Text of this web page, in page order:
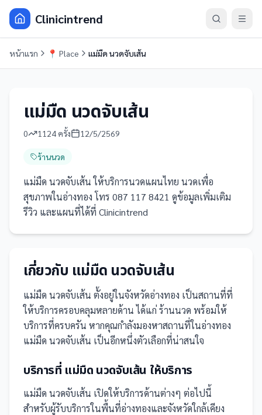
Clinicintrend
หน้าแรก 📍 Place แม่มืด นวดจับเส้น
แม่มืด นวดจับเส้น
0 1124 ครั้ง 12/5/2569
ร้านนวด
แม่มืด นวดจับเส้น ให้บริการนวดแผนไทย นวดเพื่อ
สุขภาพในอ่างทอง โทร 087 117 8421 ดูข้อมูลเพิ่มเติม
รีวิว และแผนที่ได้ที่ Clinicintrend
เกี่ยวกับ แม่มืด นวดจับเส้น
แม่มืด นวดจับเส้น ตั้งอยู่ในจังหวัดอ่างทอง เป็นสถานที่ที่
ให้บริการครอบคลุมหลายด้าน ได้แก่ ร้านนวด พร้อมให้
บริการที่ครบครัน หากคุณกำลังมองหาสถานที่ในอ่างทอง
แม่มืด นวดจับเส้น เป็นอีกหนึ่งตัวเลือกที่น่าสนใจ
บริการที่ แม่มืด นวดจับเส้น ให้บริการ
แม่มืด นวดจับเส้น เปิดให้บริการด้านต่างๆ ต่อไปนี้
สำหรับผู้รับบริการในพื้นที่อ่างทองและจังหวัดใกล้เคียง